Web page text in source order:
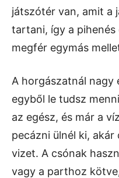
játszótér van, amit a
tartani, így a pihenés
megfér egymás
A horgászatnál nagy
egyből le tudsz
az egész, és már a
pecázni ülnél ki,
vizet. A csónak
vagy a parthoz